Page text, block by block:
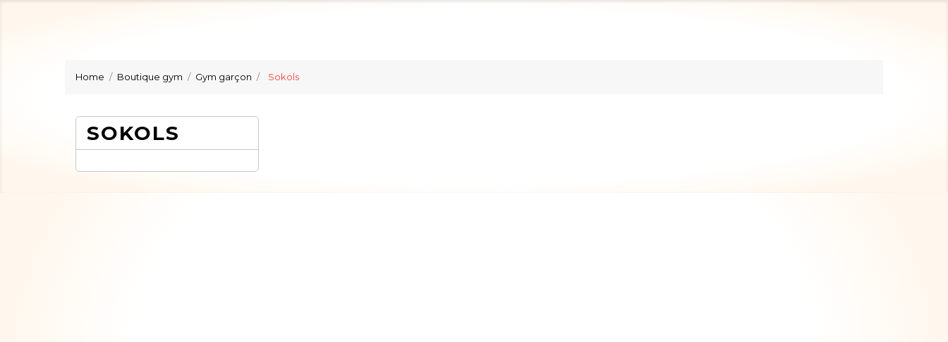
Home Boutique gym Gym garçon Sokols
SOKOLS